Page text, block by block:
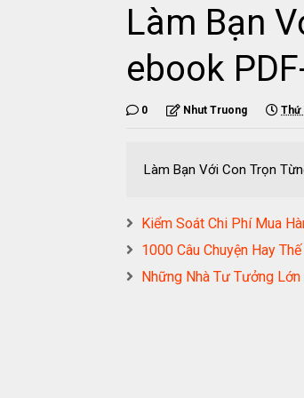
Làm Bạn
ebook
0 Nhut Truong Thứ
Làm Bạn Với Con Trọn
Kiểm Soát Chi Phí Mua
1000 Câu Chuyện Hay
Những Nhà Tư Tưởng